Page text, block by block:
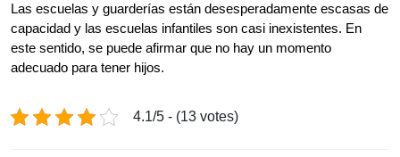
Las escuelas y guarderías están desesperadamente escasas de
capacidad y las escuelas infantiles son casi inexistentes. En
este sentido, se puede afirmar que no hay un momento
adecuado para tener hijos.
4.1/5 - (13 votes)